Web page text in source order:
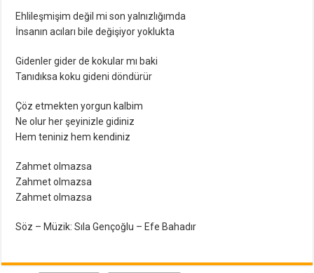
Ehlileşmişim değil mi son yalnızlığımda
İnsanın acıları bile değişiyor yoklukta
Gidenler gider de kokular mı baki
Tanıdıksa koku gideni döndürür
Çöz etmekten yorgun kalbim
Ne olur her şeyinizle gidiniz
Hem teniniz hem kendiniz
Zahmet olmazsa
Zahmet olmazsa
Zahmet olmazsa
Söz – Müzik: Sıla Gençoğlu – Efe Bahadır